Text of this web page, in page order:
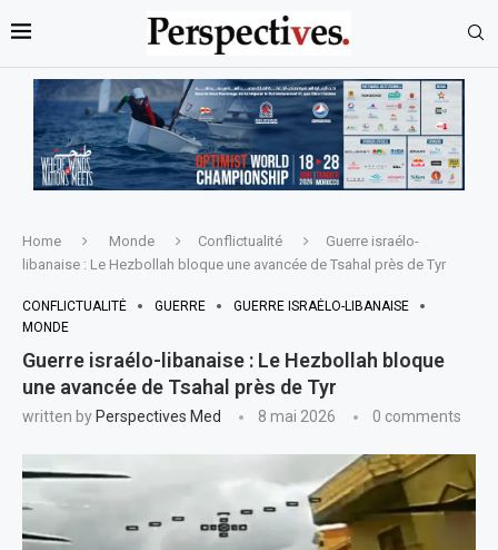
Home Monde Conflictualité
Guerre israélo-
libanaise : Le Hezbollah bloque une avancée de Tsahal près de Tyr
CONFLICTUALITÉ GUERRE
GUERRE ISRAÉLO-LIBANAISE
MONDE
Guerre israélo-libanaise : Le Hezbollah bloque
une avancée de Tsahal près de Tyr
written by Perspectives Med 8 mai 2026 0 comments